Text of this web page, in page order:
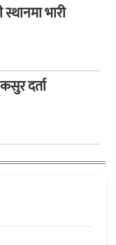
भारी
दर्ता